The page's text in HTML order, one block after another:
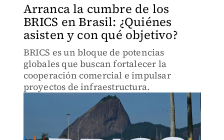
Arranca la cumbre de los
BRICS en Brasil: ¿Quiénes
asisten y con qué objetivo?
BRICS es un bloque de potencias
globales que buscan fortalecer la
cooperación comercial e impulsar
proyectos de infraestructura.